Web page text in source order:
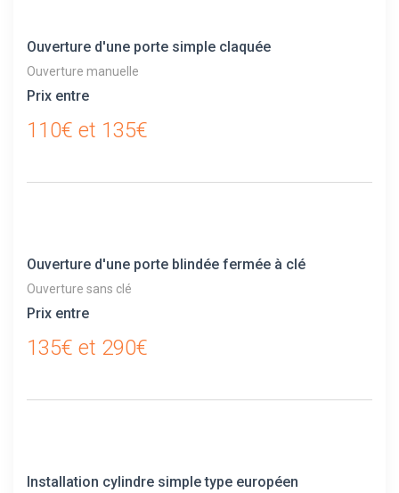
Ouverture d'une porte simple claquée
Ouverture manuelle
Prix entre
110€ et 135€
Ouverture d'une porte blindée fermée à clé
Ouverture sans clé
Prix entre
135€ et 290€
Installation cylindre simple type européen